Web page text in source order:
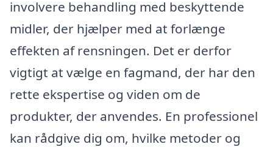
involvere behandling med beskyttende
midler, der hjælper med at forlænge
effekten af rensningen. Det er derfor
vigtigt at vælge en fagmand, der har den
rette ekspertise og viden om de
produkter, der anvendes. En professionel
kan rådgive dig om, hvilke metoder og